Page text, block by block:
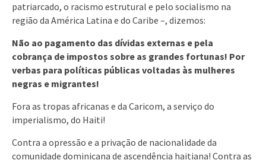
patriarcado, o racismo estrutural e pelo socialismo na
região da América Latina e do Caribe –, dizemos:
Não ao pagamento das dívidas externas e pela
cobrança de impostos sobre as grandes fortunas! Por
verbas para políticas públicas voltadas às mulheres
negras e migrantes!
Fora as tropas africanas e da Caricom, a serviço do
imperialismo, do Haiti!
Contra a opressão e a privação de nacionalidade da
comunidade dominicana de ascendência haitiana! Contra as